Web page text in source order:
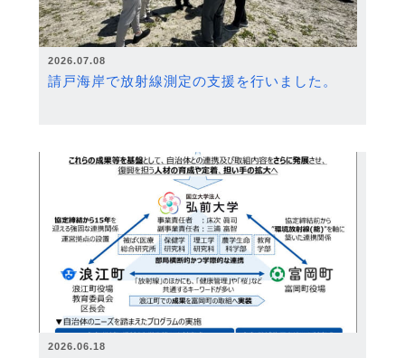
2026.07.08
請戸海岸で放射線測定の支援を行いました。
2026.06.18